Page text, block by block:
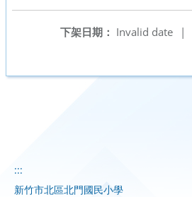
下架日期： Invalid date
|
:::
新竹市北區北門國民小學